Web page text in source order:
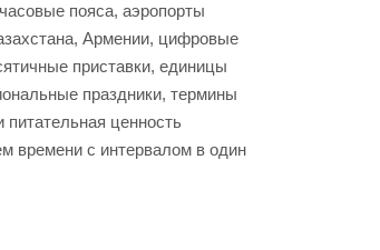
пояса, аэропорты
Армении, цифровые
приставки, единицы
праздники, термины
питательная ценность
времени с интервалом в один